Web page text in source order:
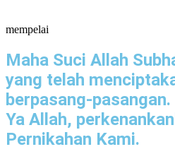
mempelai
Maha Suci Allah
yang telah
berpasang-pasangan.
Ya Allah,
Pernikahan Kami.